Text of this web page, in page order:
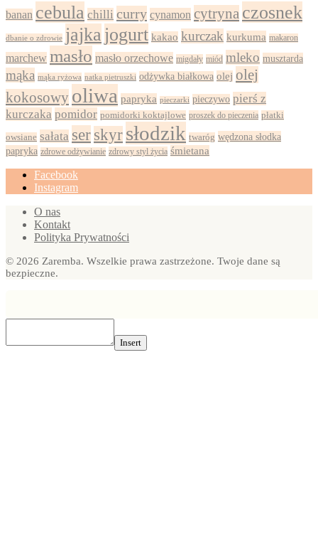
banan cebula chilli curry cynamon cytryna czosnek
dbanie o zdrowie jajka jogurt kakao kurczak kurkuma makaron
marchew masło masło orzechowe migdały miód mleko musztarda
mąka mąka ryżowa natka pietruszki odżywka białkowa olej olej
kokosowy oliwa papryka pieczarki pieczywo pierś z
kurczaka pomidor pomidorki koktajlowe proszek do pieczenia płatki
owsiane sałata ser skyr słodzik twaróg wędzona słodka
papryka zdrowe odżywianie zdrowy styl życia śmietana
Facebook
Instagram
O nas
Kontakt
Polityka Prywatności
© 2026 Zaremba. Wszelkie prawa zastrzeżone. Twoje dane są
bezpieczne.
Insert